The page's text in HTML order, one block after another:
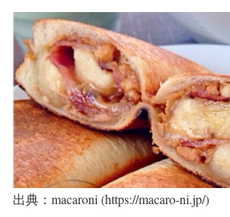
出典：macaroni (https://macaro-ni.jp/)